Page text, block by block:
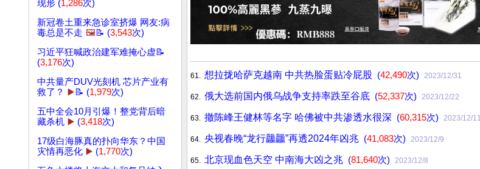
现形 (1,286次)
新冠卷土重来急诊室挤爆 网友:病
毒总是不走 🖼️📝 (3,543次)
习近平狂喊政治建军难掩心虚📝
(3,176次)
中共量产DUV光刻机 芯片产业有
救了？
▶️📝 (1,979次)
五中全会10月引爆！整党背后暗
藏杀机 ▶️ (3,418次)
17级白海豚真的扑向华东？中国
灾情再恶化 ▶️ (1,770次)
61. 想拉拢哈萨克越南 中共热脸蛋贴冷屁股 (42,490次) 2023/12/31
62. 俄大选前国内俄乌战争支持率跌至谷底 (52,337次) 2023/12/22
63. 撤陈峰王健林等名字 哈佛被中共渗透水很深 (60,315次) 2023/12/11
64. 央视春晚“龙行龘龘”再透2024年凶兆 (41,083次) 2023/12/9
65. 北京现血色天空 中南海大凶之兆 (81,640次) 2023/12/8